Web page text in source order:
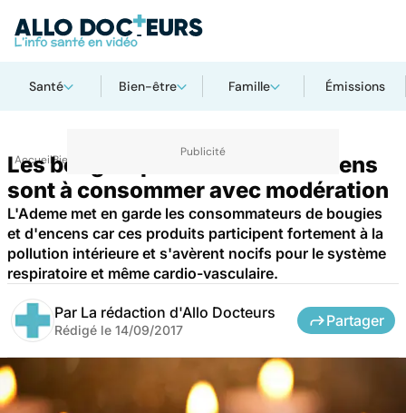
Santé Bien-être Famille Émissions
AccueilBien-être
Les bougies parfumées et l'encens
sont à consommer avec modération
L'Ademe met en garde les consommateurs de bougies
et d'encens car ces produits participent fortement à la
pollution intérieure et s'avèrent nocifs pour le système
respiratoire et même cardio-vasculaire.
Par La rédaction d'Allo Docteurs
Rédigé le 14/09/2017
Partager